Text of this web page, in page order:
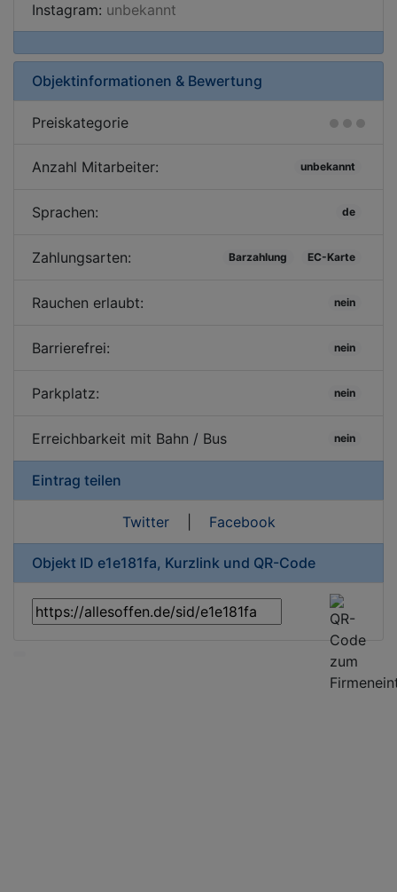
Instagram: unbekannt
Objektinformationen & Bewertung
Preiskategorie
Anzahl Mitarbeiter: unbekannt
Sprachen: de
Zahlungsarten: Barzahlung EC-Karte
Rauchen erlaubt: nein
Barrierefrei: nein
Parkplatz: nein
Erreichbarkeit mit Bahn / Bus nein
Eintrag teilen
Twitter| Facebook
Objekt ID e1e181fa, Kurzlink und QR-Code